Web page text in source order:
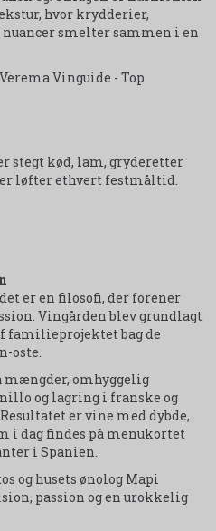
hvor krydderier,
smelter sammen i en
Vinguide - Top
stegt kød, lam, gryderetter
løfter ethvert festmåltid.
er en filosofi, der forener
Vingården blev grundlagt
familieprojektet bag de
oste.
mængder, omhyggelig
og lagring i franske og
er vine med dybde,
i dag findes på menukortet
i Spanien.
og husets ønolog Mapi
passion og en urokkelig